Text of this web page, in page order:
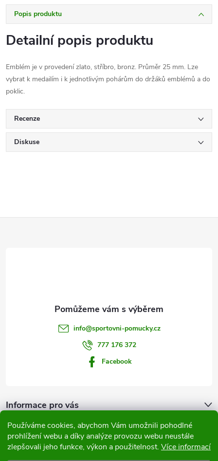
Používáme cookies, abychom Vám umožnili pohodlné
prohlížení webu a díky analýze provozu webu neustále
zlepšovali jeho funkce, výkon a použitelnost. Více informací
Popis produktu
Detailní popis produktu
Emblém je v provedení zlato, stříbro, bronz. Průměr 25 mm. Lze
vybrat k medailím i k jednotlivým pohárům do držáků emblémů a do
poklic.
Recenze
Diskuse
info@sportovni-pomucky.cz
777 176 372
Facebook
Informace pro vás
Přijímáme online platby